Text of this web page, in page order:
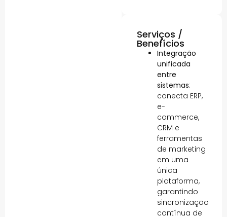
Serviços /
Benefícios
Integração
unificada
entre
sistemas:
conecta ERP,
e-
commerce,
CRM e
ferramentas
de marketing
em uma
única
plataforma,
garantindo
sincronização
contínua de